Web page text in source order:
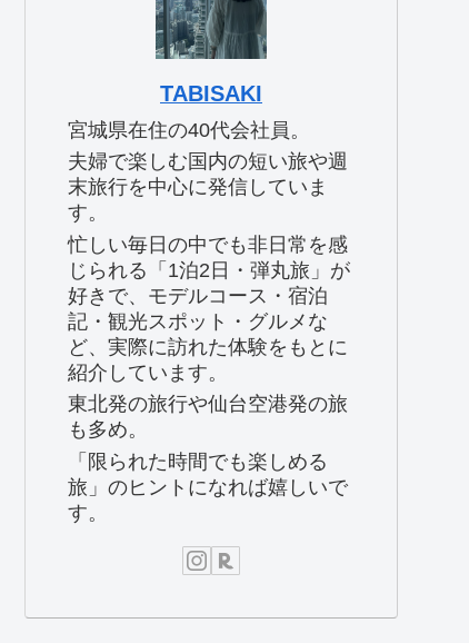
TABISAKI
宮城県在住の40代会社員。
夫婦で楽しむ国内の短い旅や週
末旅行を中心に発信していま
す。
忙しい毎日の中でも非日常を感
じられる「1泊2日・弾丸旅」が
好きで、モデルコース・宿泊
記・観光スポット・グルメな
ど、実際に訪れた体験をもとに
紹介しています。
東北発の旅行や仙台空港発の旅
も多め。
「限られた時間でも楽しめる
旅」のヒントになれば嬉しいで
す。